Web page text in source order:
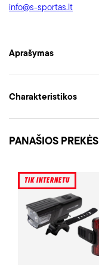
info@s-sportas.lt
Aprašymas
Charakteristikos
PANAŠIOS PREKĖS
TIK INTERNETU